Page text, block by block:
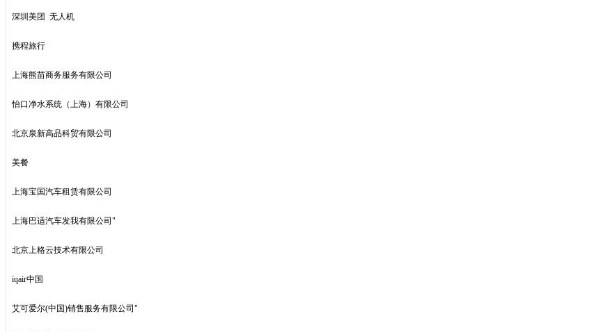
深圳美团 无人机
携程旅行
上海熊苗商务服务有限公司
怡口净水系统（上海）有限公司
北京泉新高品科贸有限公司
美餐
上海宝国汽车租赁有限公司
上海巴适汽车发我有限公司"
北京上格云技术有限公司
iqair中国
艾可爱尔(中国)销售服务有限公司"